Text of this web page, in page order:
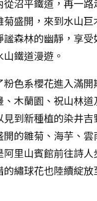
從沼平鐵道，再一路
菊盛開，來到水山巨
謐森林的幽靜，享
鐵道漫遊。
粉色系櫻花進入滿開
、木蘭園、祝山林
到新種植的染井吉
開的雛菊、海芋、雲
阿里山賓館前往詩人
繡球花也陸續綻放